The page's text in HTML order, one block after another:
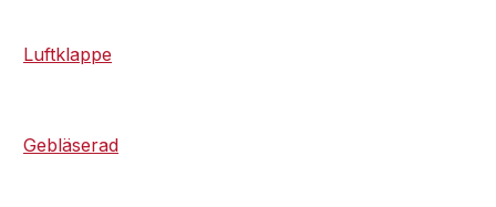
Luftklappe
Gebläserad